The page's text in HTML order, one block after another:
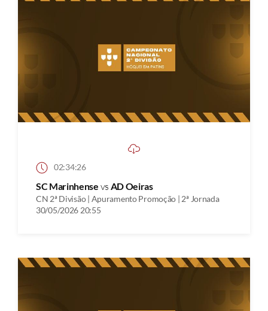
02:34:26
SC Marinhense vs AD Oeiras
CN 2ª Divisão | Apuramento Promoção | 2ª Jornada
30/05/2026 20:55